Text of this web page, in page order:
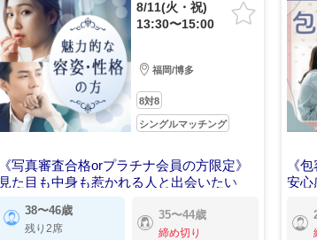
8/11(火・祝)
13:30〜15:00
福岡/博多
8対8
シングルマッチング
《写真審査合格orプラチナ会員の方限定》
見た目も中身も惹かれる人と出会いたい
38〜46歳
残り2席
35〜44歳
締め切り
《
安